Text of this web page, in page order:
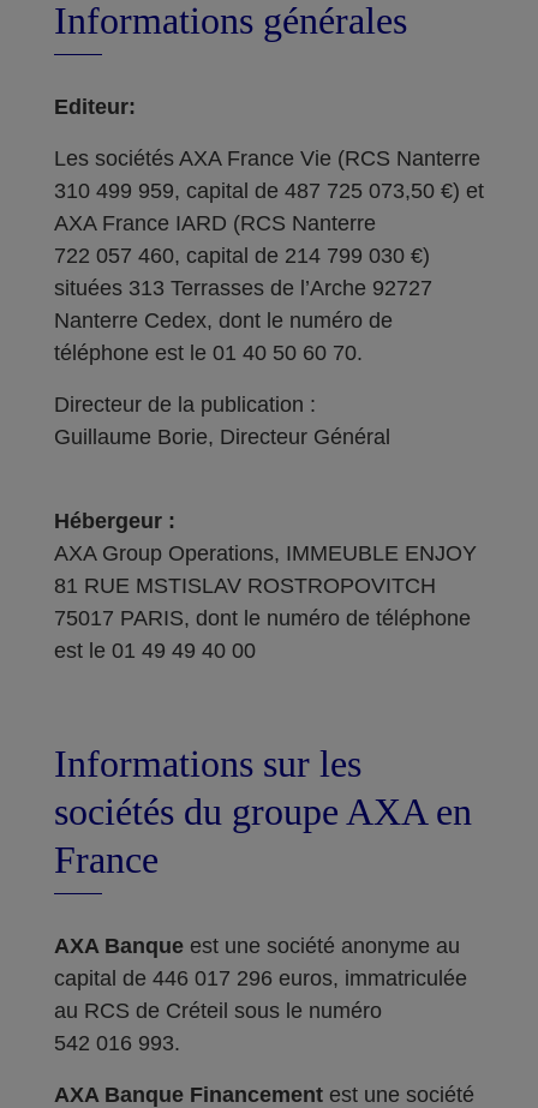
Informations générales
Editeur:
Les sociétés AXA France Vie (RCS Nanterre
310 499 959, capital de 487 725 073,50 €) et
AXA France IARD (RCS Nanterre
722 057 460, capital de 214 799 030 €)
situées 313 Terrasses de l’Arche 92727
Nanterre Cedex, dont le numéro de
téléphone est le 01 40 50 60 70.
Directeur de la publication :
Guillaume Borie, Directeur Général
Hébergeur :
AXA Group Operations, IMMEUBLE ENJOY
81 RUE MSTISLAV ROSTROPOVITCH
75017 PARIS, dont le numéro de téléphone
est le 01 49 49 40 00
Informations sur les
sociétés du groupe AXA en
France
AXA Banque est une société anonyme au
capital de 446 017 296 euros, immatriculée
au RCS de Créteil sous le numéro
542 016 993.
AXA Banque Financement est une société